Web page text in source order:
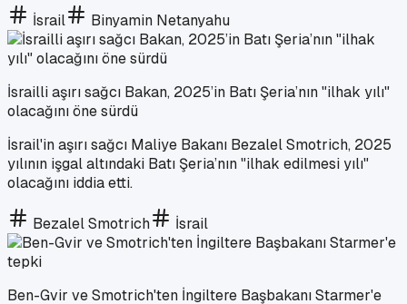
İsrail Binyamin Netanyahu
İsrailli aşırı sağcı Bakan, 2025’in Batı Şeria’nın "ilhak yılı"
olacağını öne sürdü
İsrail'in aşırı sağcı Maliye Bakanı Bezalel Smotrich, 2025
yılının işgal altındaki Batı Şeria’nın "ilhak edilmesi yılı"
olacağını iddia etti.
Bezalel Smotrich İsrail
Ben-Gvir ve Smotrich'ten İngiltere Başbakanı Starmer'e